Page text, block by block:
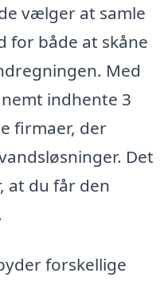
vælger at samle
for både at skåne
Med
indhente 3
firmaer, der
Det
at du får den
forskellige